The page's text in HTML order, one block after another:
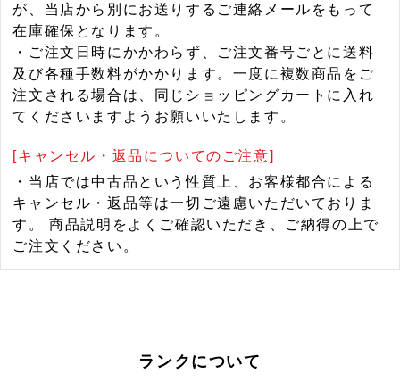
が、当店から別にお送りするご連絡メールをもって
在庫確保となります。
・ご注文日時にかかわらず、ご注文番号ごとに送料
及び各種手数料がかかります。一度に複数商品をご
注文される場合は、同じショッピングカートに入れ
てくださいますようお願いいたします。
[キャンセル・返品についてのご注意]
・当店では中古品という性質上、お客様都合による
キャンセル・返品等は一切ご遠慮いただいておりま
す。 商品説明をよくご確認いただき、ご納得の上で
ご注文ください。
ランクについて